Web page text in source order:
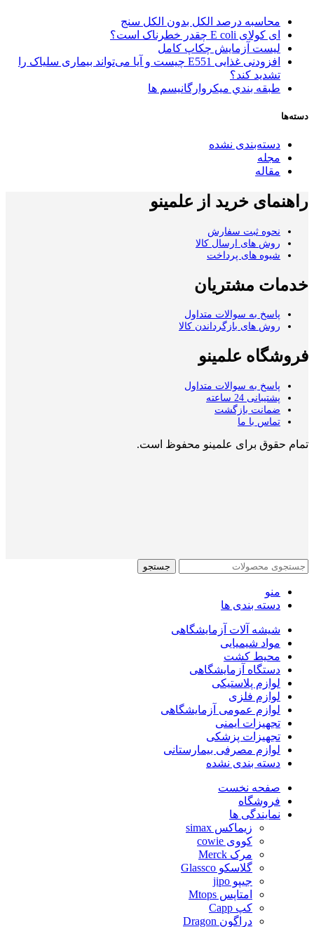
محاسبه درصد الکل بدون الکل سنج
ای کولای E coli چقدر خطرناک است؟
لیست آزمایش چکاپ کامل
افزودنی غذایی E551 چیست و آیا می‌تواند بیماری سلیاک را
تشدید کند؟
طبقه بندي میکروارگانیسم ها
دسته‌ها
دسته‌بندی نشده
مجله
مقاله
راهنمای خرید از علمینو
نحوه ثبت سفارش
روش های ارسال کالا
شیوه های پرداخت
خدمات مشتریان
پاسخ به سوالات متداول
روش های بازگرداندن کالا
فروشگاه علمینو
پاسخ به سوالات متداول
پشتیبانی 24 ساعته
ضمانت بازگشت
تماس با ما
تمام حقوق برای علمینو محفوظ است.
جستجو
منو
دسته بندی ها
شیشه آلات آزمایشگاهی
مواد شیمیایی
محیط کشت
دستگاه آزمایشگاهی
لوازم پلاستیکی
لوازم فلزی
لوازم عمومی آزمایشگاهی
تجهیزات ایمنی
تجهیزات پزشکی
لوازم مصرفی بیمارستانی
دسته بندی نشده
صفحه نخست
فروشگاه
نمایندگی ها
زیماکس simax
کووی cowie
مرک Merck
گلاسکو Glassco
جیپو jipo
امتاپس Mtops
کپ Capp
دراگون Dragon